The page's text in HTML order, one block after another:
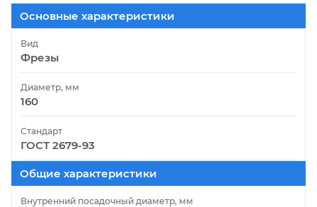
Основные характеристики
Вид
Фрезы
Диаметр, мм
160
Стандарт
ГОСТ 2679-93
Общие характеристики
Внутренний посадочный диаметр, мм